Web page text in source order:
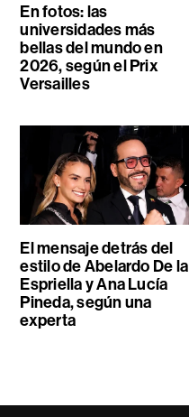
En fotos: las
universidades más
bellas del mundo en
2026, según el Prix
Versailles
El mensaje detrás del
estilo de Abelardo De la
Espriella y Ana Lucía
Pineda, según una
experta